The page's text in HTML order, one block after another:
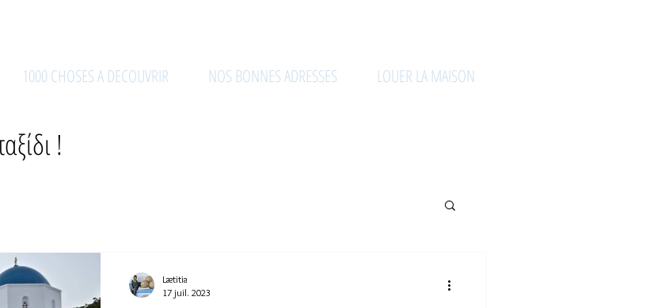
1000 CHOSES A DECOUVRIR NOS BONNES ADRESSES LOUER LA MAISON
!
Lætitia
17 juil. 2023